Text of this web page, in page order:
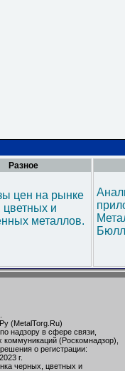
Разное
цен на рынке
цветных и
металлов.
(MetalTorg.Ru)
надзору в сфере связи,
(Роскомнадзор),
о регистрации:
г.
черных, цветных и